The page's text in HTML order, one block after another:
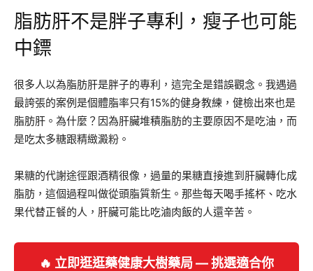
脂肪肝不是胖子專利，瘦子也可能
中鏢
很多人以為脂肪肝是胖子的專利，這完全是錯誤觀念。我遇過
最誇張的案例是個體脂率只有15%的健身教練，健檢出來也是
脂肪肝。為什麼？因為肝臟堆積脂肪的主要原因不是吃油，而
是吃太多糖跟精緻澱粉。
果糖的代謝途徑跟酒精很像，過量的果糖直接進到肝臟轉化成
脂肪，這個過程叫做從頭脂質新生。那些每天喝手搖杯、吃水
果代替正餐的人，肝臟可能比吃滷肉飯的人還辛苦。
🔥 立即逛逛藥健康大樹藥局 — 挑選適合你